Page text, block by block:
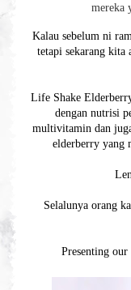
mereka
Kalau sebelum ni
tetapi sekarang kita
Life Shake
dengan nutrisi
multivitamin dan
elderberry yang
Selalunya orang
Presenting